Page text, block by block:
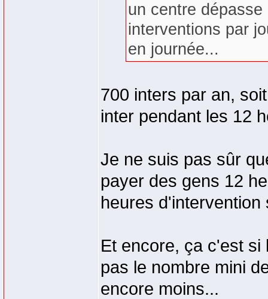
un centre
interventions par
en journée...
700 inters par an,
inter pendant les 12
Je ne suis pas sûr
payer des gens 12
heures d'intervention
Et encore, ça c'est si
pas le nombre mini
encore moins...